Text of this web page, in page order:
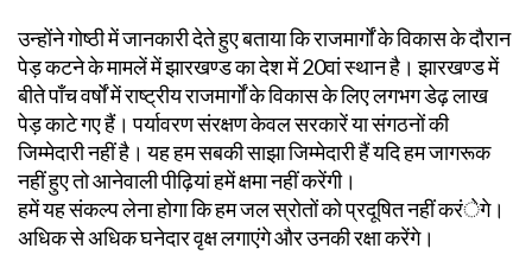
उन्होंने गोष्ठी में जानकारी देते हुए बताया कि राजमार्गों के विकास के दौरान
पेड़ कटने के मामलें में झारखण्ड का देश में 20वां स्थान है। झारखण्ड में
बीते पाँच वर्षों में राष्ट्रीय राजमार्गों के विकास के लिए लगभग डेढ़ लाख
पेड़ काटे गए हैं। पर्यावरण संरक्षण केवल सरकारें या संगठनों की
जिम्मेदारी नहीं है। यह हम सबकी साझा जिम्मेदारी हैं यदि हम जागरूक
नहीं हुए तो आनेवाली पीढ़ियां हमें क्षमा नहीं करेंगी।
हमें यह संकल्प लेना होगा कि हम जल स्रोतों को प्रदूषित नहीं करंेगे।
अधिक से अधिक घनेदार वृक्ष लगाएंगे और उनकी रक्षा करेंगे।